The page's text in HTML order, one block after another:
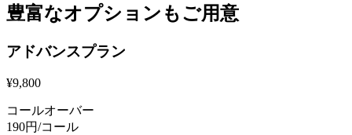
豊富なオプションもご用意
アドバンスプラン
¥9,800
コールオーバー
190円/コール